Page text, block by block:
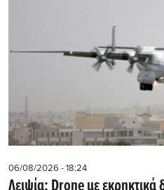
06/08/2026 - 18:24